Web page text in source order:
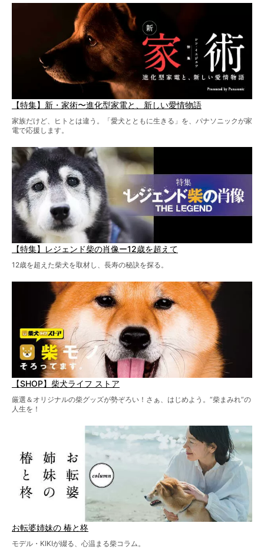
【特集】新・家術〜進化型家電と、新しい愛情物語
家族だけど、ヒトとは違う。「愛犬とともに生きる」を、パナソニックが家
電で応援します。
【特集】レジェンド柴の肖像ー12歳を超えて
12歳を超えた柴犬を取材し、長寿の秘訣を探る。
【SHOP】柴犬ライフ ストア
厳選＆オリジナルの柴グッズが勢ぞろい！さぁ、はじめよう。“柴まみれ”の
人生を！
お転婆姉妹の 椿と柊
モデル・KIKIが綴る、心温まる柴コラム。